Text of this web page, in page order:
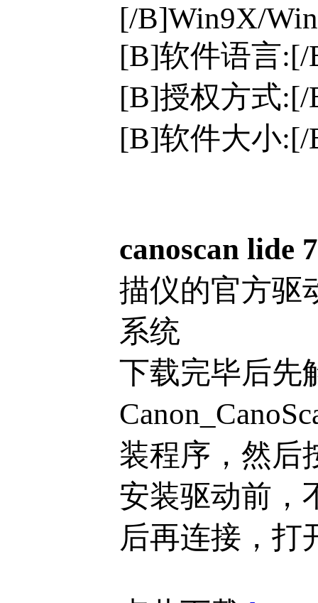
[/B]Win9X/
[B]软件语言
[B]授权方式
[B]软件大小:[/
canoscan lide
描仪的官方驱
系统
下载完毕后先
装程序，然后
安装驱动前，
后再连接，打